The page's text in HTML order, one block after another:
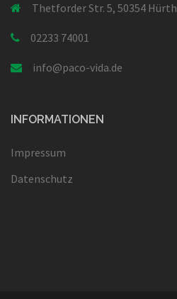
Thetforder Str. 5, 50354 Hürth
02233 74001
info@paco-vida.de
INFORMATIONEN
Impressum
Datenschutz